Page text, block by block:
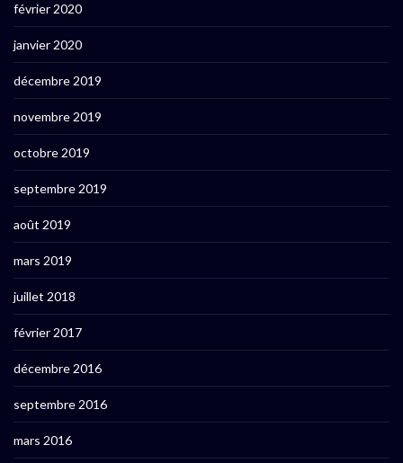
février 2020
janvier 2020
décembre 2019
novembre 2019
octobre 2019
septembre 2019
août 2019
mars 2019
juillet 2018
février 2017
décembre 2016
septembre 2016
mars 2016